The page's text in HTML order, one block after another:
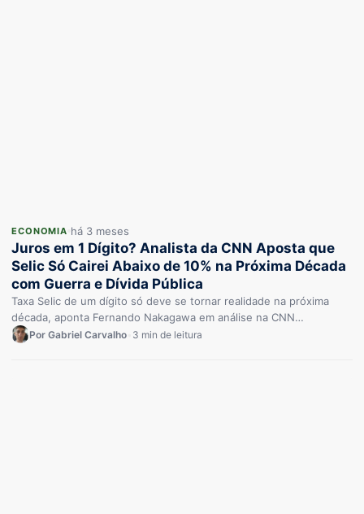
ECONOMIA há 3 meses
Juros em 1 Dígito? Analista da CNN Aposta que
Selic Só Cairei Abaixo de 10% na Próxima Década
com Guerra e Dívida Pública
Taxa Selic de um dígito só deve se tornar realidade na próxima
década, aponta Fernando Nakagawa em análise na CNN…
Por Gabriel Carvalho 3 min de leitura